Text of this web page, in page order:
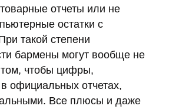
отчеты или не
остатки с
такой степени
бармены могут вообще не
том, чтобы цифры,
официальных отчетах,
Все плюсы и даже